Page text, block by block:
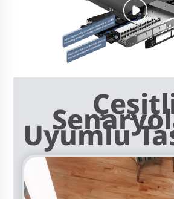
Uyumlu